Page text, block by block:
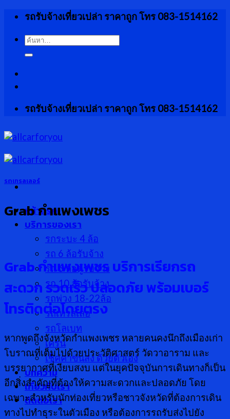
Skip
content
รถรับจ้างเที่ยวเปล่า ราคาถูก โทร 083-1514162
ค้นหา:
รถรับจ้างเที่ยวเปล่า ราคาถูก โทร 083-1514162
หน้าแรก
บริการของเรา
รกระบะ 4 ล้อ
รถ 6 ล้อรับจ้าง
รถ 6 ล้อตู้รับจ้าง
รถ 10 ล้อรับจ้าง
รถพ่วง 18-22ล้อ
รถเทรลเลอ
รถโลเบท
เครน
เช็คค่าขนส่ง ด้วยตัวเอง
บทความ
เกี่ยวกับเรา
ติดต่อเรา
รถเทรลเลอร์
Grab กำแพงเพชร
Grab กำแพงเพชร บริการเรียกรถ
สะดวก รวดเร็ว ปลอดภัย พร้อมเบอร์
โทรติดต่อโดยตรง
หากพูดถึงจังหวัดกำแพงเพชร หลายคนคงนึกถึงเมืองเก่า
โบราณที่เต็มไปด้วยประวัติศาสตร์ วัดวาอาราม และ
บรรยากาศที่เงียบสงบ แต่ในยุคปัจจุบันการเดินทางก็เป็น
อีกสิ่งสำคัญที่ต้องให้ความสะดวกและปลอดภัย โดย
เฉพาะสำหรับนักท่องเที่ยวหรือชาวจังหวัดที่ต้องการเดิน
ทางไปทำธุระในตัวเมือง หรือต้องการรถรับส่งไปยัง